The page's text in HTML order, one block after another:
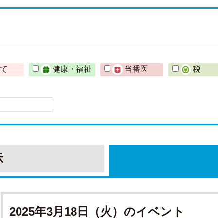
健康・福祉 当番医 税
2025年3月18日（火）のイベント